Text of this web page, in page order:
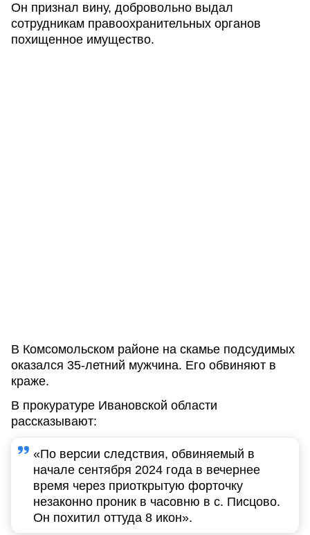
Он признал вину, добровольно выдал
сотрудникам правоохранительных органов
похищенное имущество.
В Комсомольском районе на скамье подсудимых
оказался 35-летний мужчина. Его обвиняют в
краже.
В прокуратуре Ивановской области
рассказывают:
«По версии следствия, обвиняемый в
начале сентября 2024 года в вечернее
время через приоткрытую форточку
незаконно проник в часовню в с. Писцово.
Он похитил оттуда 8 икон».